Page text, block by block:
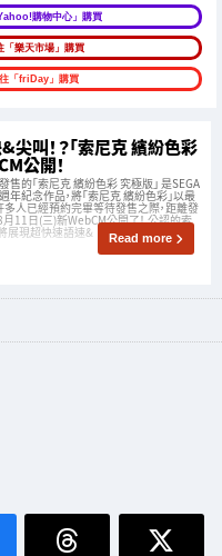
購物中心」購買
「樂天市場」購買
「friDay」購買
叫！？「索尼克 繽紛色彩
公開！
的「索尼克 繽紛色彩 究極版」 是SEGA
年紀念作品，將「索尼克 繽紛色彩」以最
多人已經預約完畢等待發售之際，距離發
11日(三)新WebCM公開了！ 公認的索
展現超快速語速& Read more